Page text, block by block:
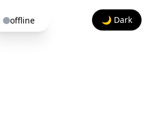
🌙 Dark
offline